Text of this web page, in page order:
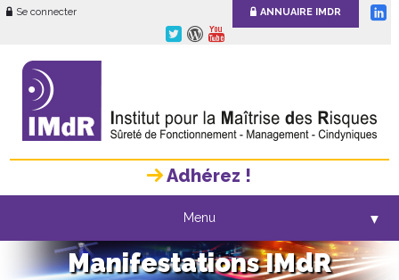
Se connecter ANNUAIRE IMDR
Adhérez !
Menu ▼
Manifestations IMdR